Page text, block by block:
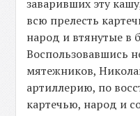
заваривших эту
всю прелесть
народ и втянутые в
Воспользовавшись
мятежников,
артиллерию, по
картечью, народ и